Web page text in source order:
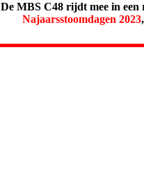
De MBS C48 rijdt mee in
Najaarsstoomdagen 2023